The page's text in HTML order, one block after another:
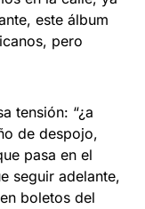
este álbum
pero
tensión: “¿a
de despojo,
pasa en el
seguir adelante,
boletos del